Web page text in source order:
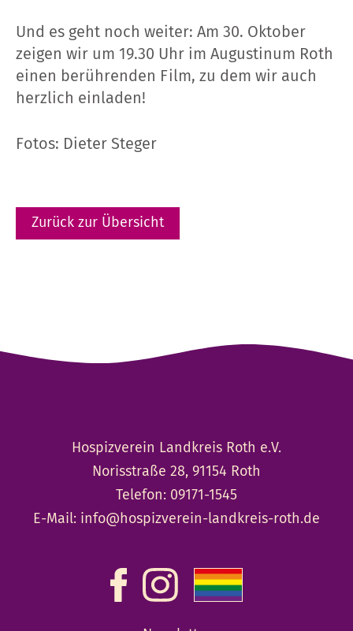
Und es geht noch weiter: Am 30. Oktober
zeigen wir um 19.30 Uhr im Augustinum Roth
einen berührenden Film, zu dem wir auch
herzlich einladen!
Fotos: Dieter Steger
Zurück zur Übersicht
Hospizverein Landkreis Roth e.V.
Norisstraße 28, 91154 Roth
Telefon: 09171-1545
E-Mail: info@hospizverein-landkreis-roth.de